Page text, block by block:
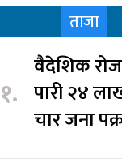
ताजा
१.
वैदेशिक
पारी २४
चार जना